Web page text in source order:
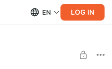
EN LOG IN